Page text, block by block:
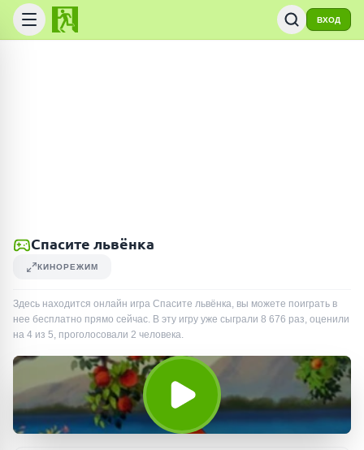
ВХОД
Спасите львёнка
КИНОРЕЖИМ
Здесь находится онлайн игра Спасите львёнка, вы можете поиграть в
нее бесплатно прямо сейчас. В эту игру уже сыграли 8 676 раз, оценили
на 4 из 5, проголосовали 2 человека.